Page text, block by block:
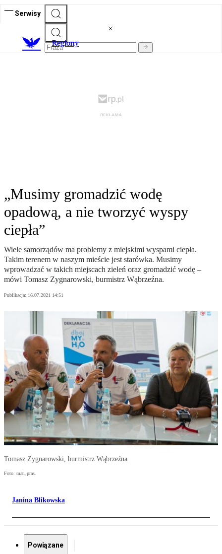
Serwisy
Regiony
„Musimy gromadzić wodę
opadową, a nie tworzyć wyspy
ciepła”
Wiele samorządów ma problemy z miejskimi wyspami ciepła.
Takim terenem w naszym mieście jest starówka. Musimy
wprowadzać w takich miejscach zieleń oraz gromadzić wodę –
mówi Tomasz Zygnarowski, burmistrz Wąbrzeźna.
Publikacja: 16.07.2021 14:51
Tomasz Zygnarowski, burmistrz Wąbrzeźna
Foto: mat.,pras.
Janina Blikowska
Powiązane